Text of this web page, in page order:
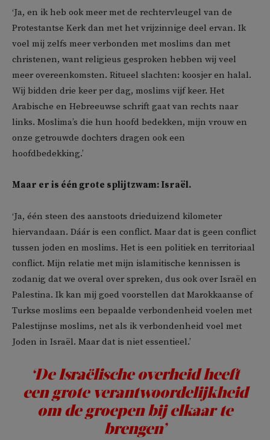
‘Ja, en ik heb ook meer met de rechtervleugel van de
Protestantse Kerk dan met het vrijzinnige deel ervan. Ik
voel mij zelfs meer verbonden met moslims dan met
christenen, want religieus gesproken hebben wij veel
meer overeenkomsten. Ritueel slachten: koosjer en halal.
Wij bidden drie keer per dag, moslims vijf keer. Het
Arabische en Hebreeuwse schrift gaat van rechts naar
links. Moslima’s die hun hoofd bedekken, mijn vrouw en
onze getrouwde dochters dragen ook een
hoofdbedekking.’
Maar er is één grote splijtzwam: Israël.
‘Ja, één steen des aanstoots drieduizend kilometer
hiervandaan. Dáár is een conflict. Maar dat is geen conflict
tussen joden en moslims. Het is een politiek en territoriaal
conflict. Mijn relatie met mijn islamitische kennissen is
zodanig dat we overal over spreken, dus ook over Israël en
Palestina. Ik kan mij goed voorstellen dat Marokkaanse of
Turkse moslims een bepaalde verbondenheid voelen met
Palestijnse moslims, net als ik verbondenheid voel met
Joden in Israël. Maar dat is niet essentieel.’
‘De Israëlische overheid heeft
een grote verantwoordelijkheid
om de groepen bij elkaar te
brengen’